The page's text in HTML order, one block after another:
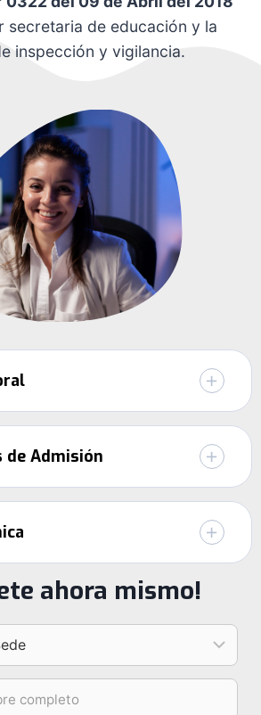
secretaria de educación y la
inspección y vigilancia.
de Admisión
ahora mismo!